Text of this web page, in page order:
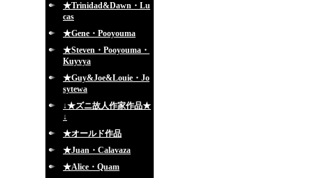
★Trinidad&Dawn・Lu
cas
★Gene・Pooyouma
★Steven・Pooyouma・
Kuyvya
★Guy&Joe&Louie・Jo
sytewa
↓★ズニ故人作家作品★
↓
★オールド作品
★Juan・Calavaza
★Alice・Quam